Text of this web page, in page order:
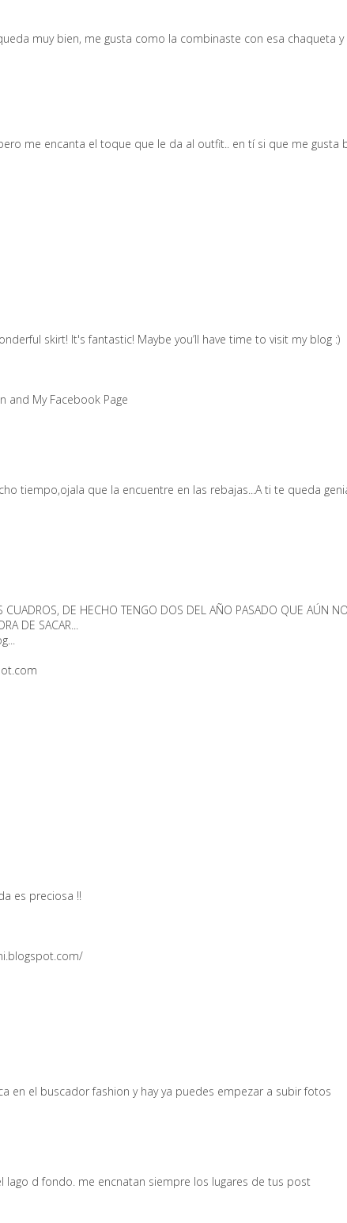
muy bien, me gusta como la combinaste con esa chaqueta
me encanta el toque que le da al outfit.. en tí si que me gusta
skirt! It's fantastic! Maybe you’ll have time to visit my blog :)
and My Facebook Page
tiempo,ojala que la encuentre en las rebajas...A ti te queda
DE HECHO TENGO DOS DEL AÑO PASADO QUE AÚN
DE SACAR...
es preciosa !!
en el buscador fashion y hay ya puedes empezar a subir fotos
lago d fondo. me encnatan siempre los lugares de tus post